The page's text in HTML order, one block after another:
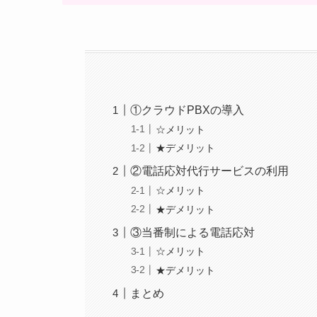
①クラウドPBXの導入
☆メリット
★デメリット
②電話応対代行サービスの利用
☆メリット
★デメリット
③当番制による電話応対
☆メリット
★デメリット
まとめ